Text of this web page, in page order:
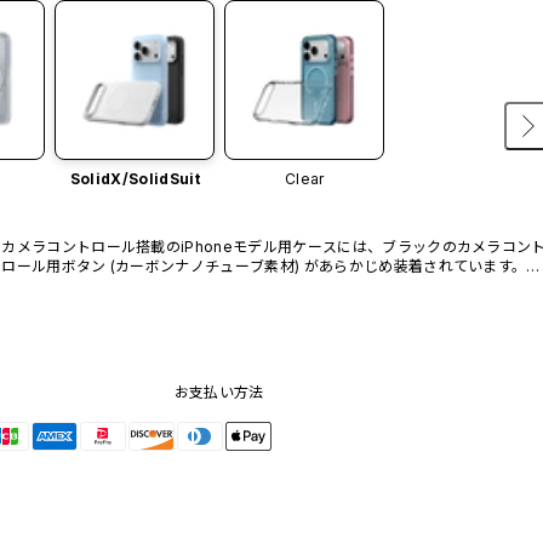
SolidX/SolidSuit Clear
カメラコントロール搭載のiPhoneモデル用ケースには、ブラックのカメラコン
ロール用ボタン (カーボンナノチューブ素材) があらかじめ装着されています。他
お支払い方法